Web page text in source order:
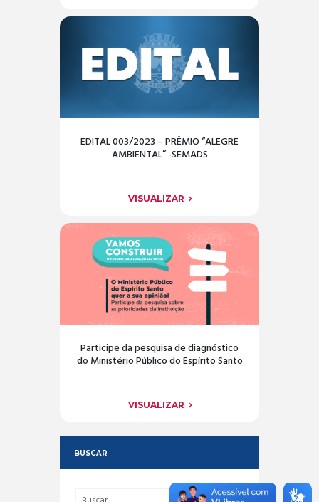
EDITAL 003/2023 – PRÊMIO “ALEGRE
AMBIENTAL” -SEMADS
VISUALIZAR
Participe da pesquisa de diagnóstico
do Ministério Público do Espírito Santo
VISUALIZAR
BUSCAR